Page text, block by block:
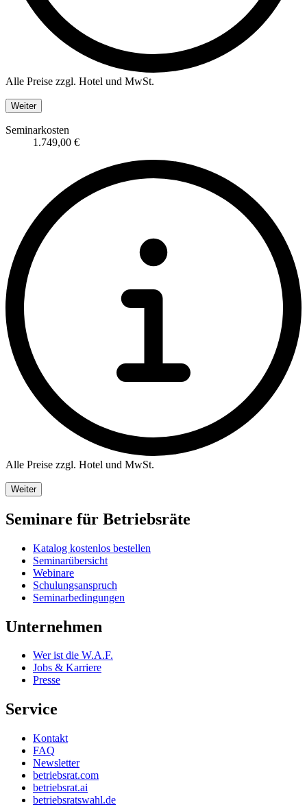
Alle Preise zzgl. Hotel und MwSt.
Weiter
Seminarkosten
1.749,00 €
Alle Preise zzgl. Hotel und MwSt.
Weiter
Seminare für Betriebsräte
Katalog kostenlos bestellen
Seminarübersicht
Webinare
Schulungsanspruch
Seminarbedingungen
Unternehmen
Wer ist die W.A.F.
Jobs & Karriere
Presse
Service
Kontakt
FAQ
Newsletter
betriebsrat.com
betriebsrat.ai
betriebsratswahl.de